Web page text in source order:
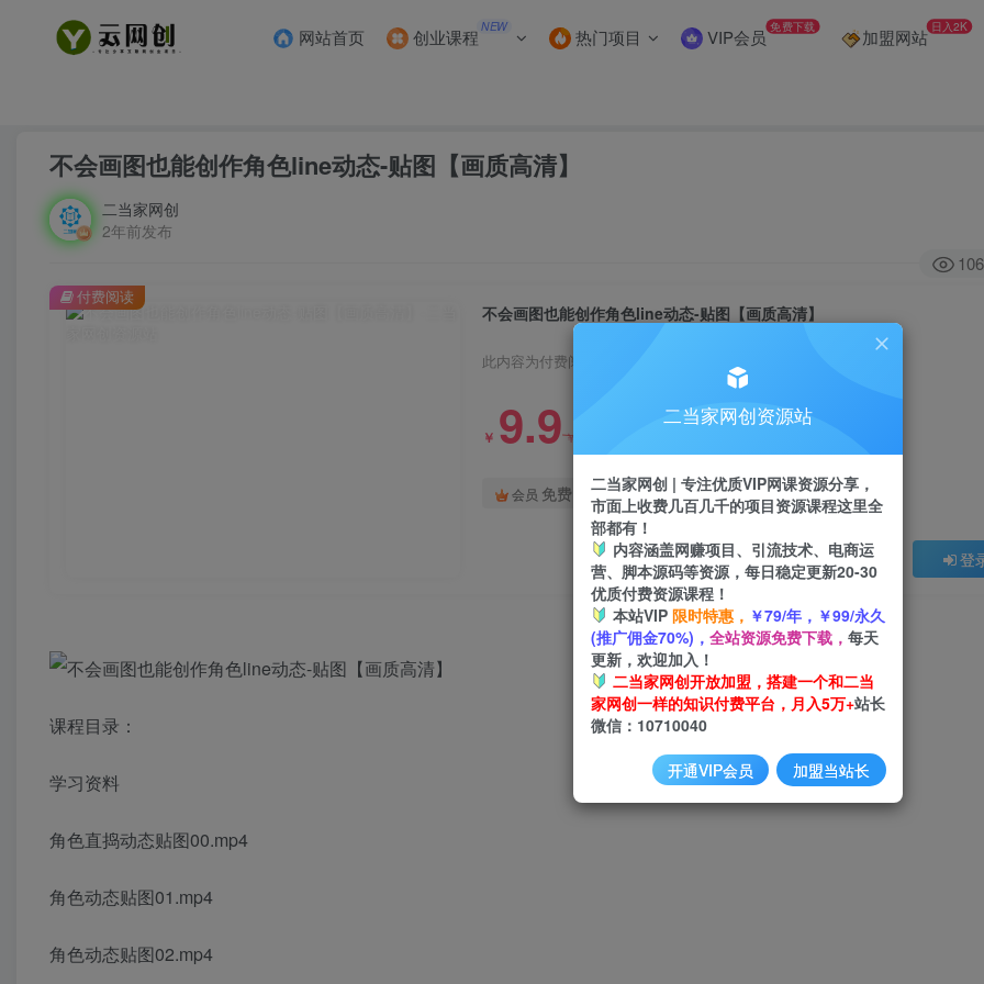
网站首页 创业课程 NEW 热门项目 VIP会员 免费下载 加盟网站 日入2K
不会画图也能创作角色line动态-贴图【画质高清】
二当家网创
2年前发布
不会画图也能创作角色line动态-贴图【画质高清】
此内容为付费阅读，请付费后查看
￥ 9.9￥
会员 免费
登
付费阅读
课程目录：
学习资料
角色直捣动态贴图00.mp4
角色动态贴图01.mp4
角色动态贴图02.mp4
二当家网创资源站
二当家网创 | 专注优质VIP网课资源分享，
市面上收费几百几千的项目资源课程这里全
部都有！
内容涵盖网赚项目、引流技术、电商运
营、脚本源码等资源，每日稳定更新20-30
优质付费资源课程！
本站VIP 限时特惠， ￥79/年，￥99/永久
(推广佣金70%)， 全站资源免费下载， 每天
更新，欢迎加入！
二当家网创开放加盟，搭建一个和二当
家网创一样的知识付费平台，月入5万+站长
微信：10710040
开通VIP会员 加盟当站长